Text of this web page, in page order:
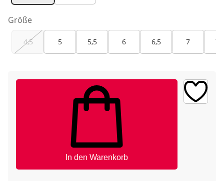
Größe
4,5 5 5,5 6 6,5 7
In den Warenkorb